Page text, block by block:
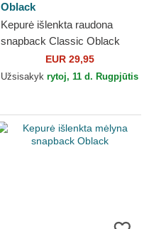
Oblack
Kepurė išlenkta raudona
snapback Classic Oblack
EUR 29,95
Užsisakyk rytoj, 11 d. Rugpjūtis